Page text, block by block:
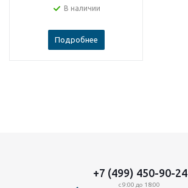
В наличии
Подробнее
+7 (499) 450-90-24
с 9:00 до 18:00